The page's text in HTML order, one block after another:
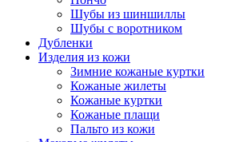
Шубы из шиншиллы
Шубы с воротником
Дубленки
Изделия из кожи
Зимние кожаные куртки
Кожаные жилеты
Кожаные куртки
Кожаные плащи
Пальто из кожи